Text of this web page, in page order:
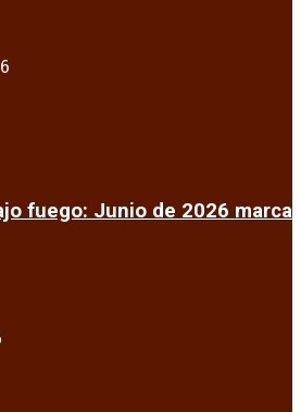
fuego: Junio de 2026 marca